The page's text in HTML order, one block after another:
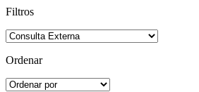
Filtros
Ordenar